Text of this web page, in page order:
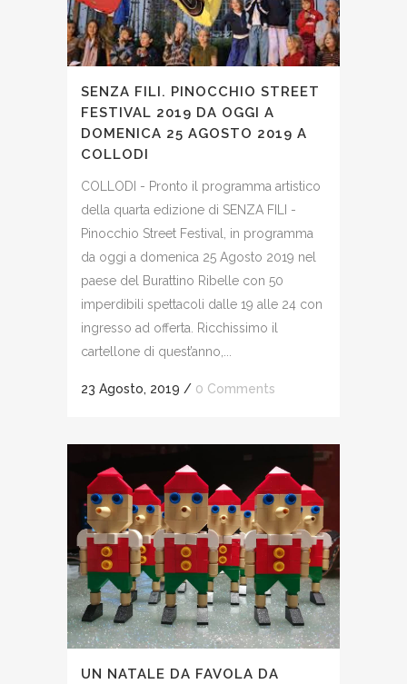
SENZA FILI. PINOCCHIO STREET
FESTIVAL 2019 DA OGGI A
DOMENICA 25 AGOSTO 2019 A
COLLODI
COLLODI - Pronto il programma artistico
della quarta edizione di SENZA FILI -
Pinocchio Street Festival, in programma
da oggi a domenica 25 Agosto 2019 nel
paese del Burattino Ribelle con 50
imperdibili spettacoli dalle 19 alle 24 con
ingresso ad offerta. Ricchissimo il
cartellone di quest’anno,...
23 Agosto, 2019 / 0 Comments
UN NATALE DA FAVOLA DA